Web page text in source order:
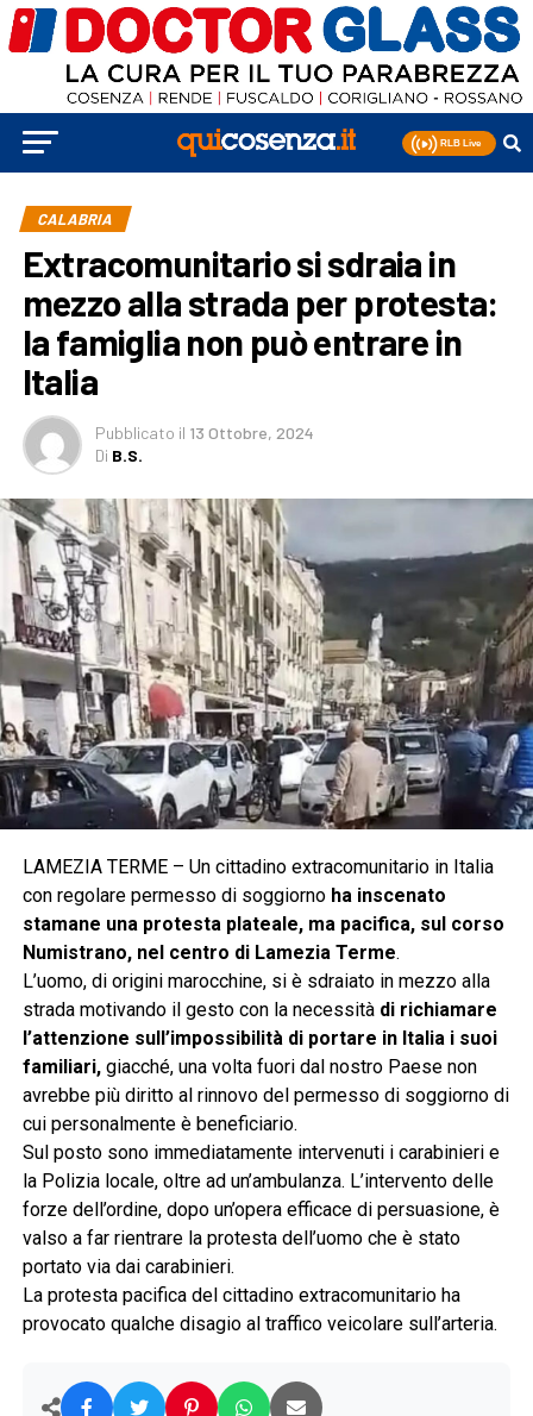
CALABRIA
Extracomunitario si sdraia in
mezzo alla strada per protesta:
la famiglia non può entrare in
Italia
Pubblicato il 13 Ottobre, 2024
Di B.S.
LAMEZIA TERME – Un cittadino extracomunitario in Italia
con regolare permesso di soggiorno ha inscenato
stamane una protesta plateale, ma pacifica, sul corso
Numistrano, nel centro di Lamezia Terme.
L’uomo, di origini marocchine, si è sdraiato in mezzo alla
strada motivando il gesto con la necessità di richiamare
l’attenzione sull’impossibilità di portare in Italia i suoi
familiari,giacché, una volta fuori dal nostro Paese non
avrebbe più diritto al rinnovo del permesso di soggiorno di
cui personalmente è beneficiario.
Sul posto sono immediatamente intervenuti i carabinieri e
la Polizia locale, oltre ad un’ambulanza. L’intervento delle
forze dell’ordine, dopo un’opera efficace di persuasione, è
valso a far rientrare la protesta dell’uomo che è stato
portato via dai carabinieri.
La protesta pacifica del cittadino extracomunitario ha
provocato qualche disagio al traffico veicolare sull’arteria.